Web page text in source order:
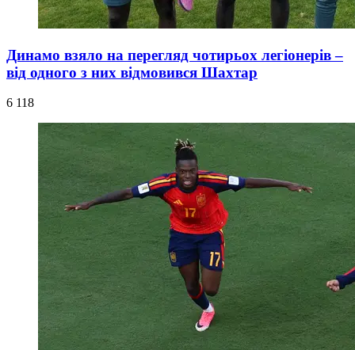
Динамо взяло на перегляд чотирьох легіонерів –
від одного з них відмовився Шахтар
6 118